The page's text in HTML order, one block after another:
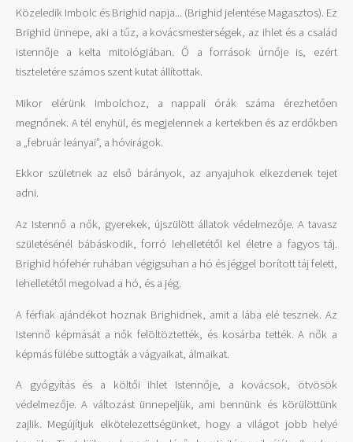
Közeledik Imbolc és Brighid napja... (Brighid jelentése Magasztos). Ez
Brighid ünnepe, aki a tűz, a kovácsmesterségek, az ihlet és a család
istennője a kelta mitológiában. Ő a források úrnője is, ezért
tiszteletére számos szent kutat állítottak.
Mikor elérünk Imbolchoz, a nappali órák száma érezhetően
megnőnek. A tél enyhül, és megjelennek a kertekben és az erdőkben
a „február leányai”, a hóvirágok.
Ekkor születnek az első bárányok, az anyajuhok elkezdenek tejet
adni.
Az Istennő a nők, gyerekek, újszülött állatok védelmezője. A tavasz
születésénél bábáskodik, forró lehelletétől kel életre a fagyos táj.
Brighid hófehér ruhában végigsuhan a hó és jéggel borított táj felett,
lehelletétől megolvad a hó, és a jég.
A férfiak ajándékot hoznak Brighidnek, amit a lába elé tesznek. Az
Istennő képmását a nők felöltöztették, és kosárba tették. A nők a
képmás fülébe suttogták a vágyaikat, álmaikat.
A gyógyítás és a költői ihlet Istennője, a kovácsok, ötvösök
védelmezője. A változást ünnepeljük, ami bennünk és körülöttünk
zajlik. Megújítjuk elkötelezettségünket, hogy a világot jobb helyé